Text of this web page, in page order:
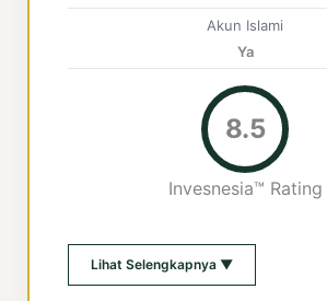
Akun Islami
Ya
8.5
Invesnesia™ Rating
Lihat Selengkapnya ▼